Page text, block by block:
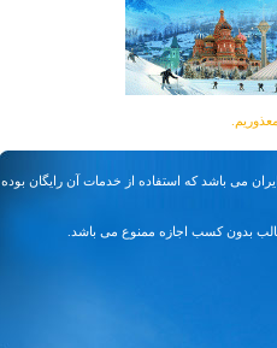
می باشد که استفاده از خدمات آن رایگان بوده
بدون کسب اجازه ممنوع می باشد.